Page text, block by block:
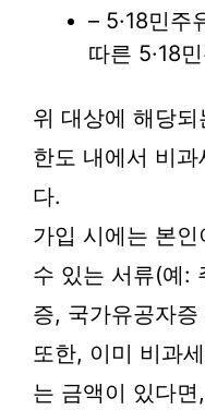
– 5·18민주
따른 5·18
위 대상에 해당
한도 내에서 비
다.
가입 시에는 본
수 있는 서류(예:
증, 국가유공자
또한, 이미 비과
는 금액이 있다